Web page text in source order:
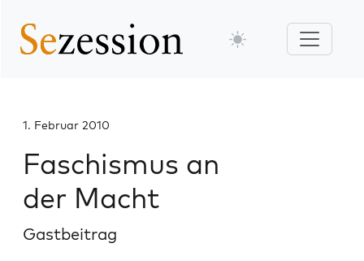
1. Februar 2010
Faschismus an
der Macht
Gastbeitrag